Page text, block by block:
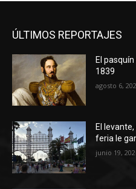
ÚLTIMOS REPORTAJES
El
1839
agosto 6,
El
feria le
junio 19,